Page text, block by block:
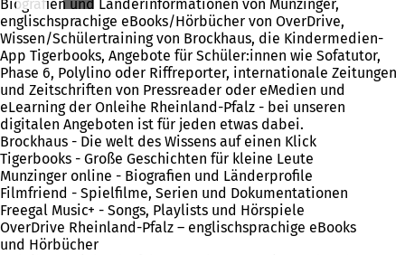
Biografien und Länderinformationen von Munzinger,
englischsprachige eBooks/Hörbücher von OverDrive,
Wissen/Schülertraining von Brockhaus, die Kindermedien-
App Tigerbooks, Angebote für Schüler:innen wie Sofatutor,
Phase 6, Polylino oder Riffreporter, internationale Zeitungen
und Zeitschriften von Pressreader oder eMedien und
eLearning der Onleihe Rheinland-Pfalz - bei unseren
digitalen Angeboten ist für jeden etwas dabei.
Brockhaus - Die welt des Wissens auf einen Klick
Tigerbooks - Große Geschichten für kleine Leute
Munzinger online - Biografien und Länderprofile
Filmfriend - Spielfilme, Serien und Dokumentationen
Freegal Music+ - Songs, Playlists und Hörspiele
OverDrive Rheinland-Pfalz – englischsprachige eBooks
und Hörbücher